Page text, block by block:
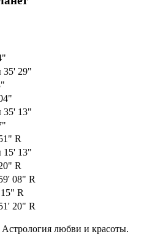
35' 29"
35' 13"
R
15' 13"
R
08" R
R
20" R
любви и красоты.